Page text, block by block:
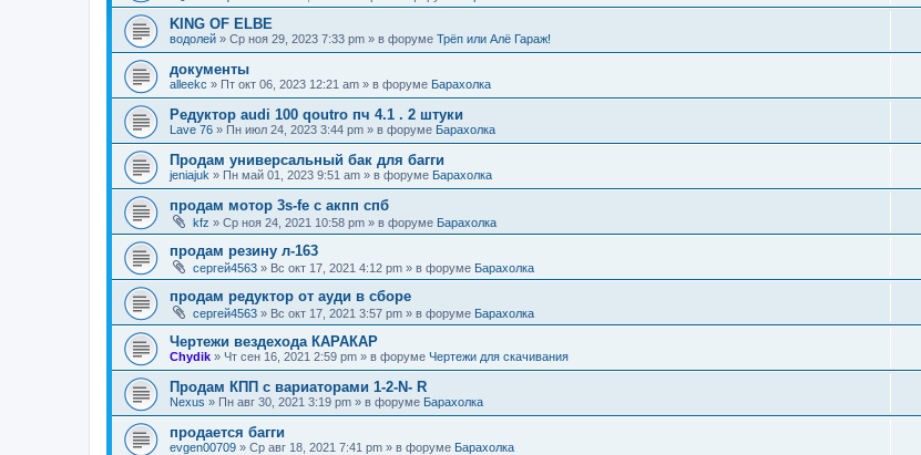
KING OF ELBE
водолей » Ср ноя 29, 2023 7:33 pm » в форуме Трёп или Алё Гараж!
документы
alleekc » Пт окт 06, 2023 12:21 am » в форуме Барахолка
Редуктор audi 100 qoutro пч 4.1 . 2 штуки
Lave 76 » Пн июл 24, 2023 3:44 pm » в форуме Барахолка
Продам универсальный бак для багги
jeniajuk » Пн май 01, 2023 9:51 am » в форуме Барахолка
продам мотор 3s-fe c акпп спб
kfz » Ср ноя 24, 2021 10:58 pm » в форуме Барахолка
продам резину л-163
сергей4563 » Вс окт 17, 2021 4:12 pm » в форуме Барахолка
продам редуктор от ауди в сборе
сергей4563 » Вс окт 17, 2021 3:57 pm » в форуме Барахолка
Чертежи вездехода КАРАКАР
Chydik » Чт сен 16, 2021 2:59 pm » в форуме Чертежи для скачивания
Продам КПП с вариаторами 1-2-N- R
Nexus » Пн авг 30, 2021 3:19 pm » в форуме Барахолка
продается багги
evgen00709 » Ср авг 18, 2021 7:41 pm » в форуме Барахолка